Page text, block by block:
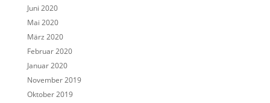
Juni 2020
Mai 2020
März 2020
Februar 2020
Januar 2020
November 2019
Oktober 2019